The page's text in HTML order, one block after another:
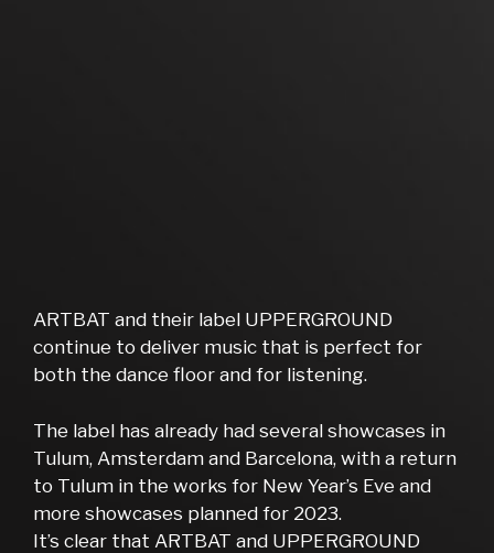
ARTBAT and their label UPPERGROUND
continue to deliver music that is perfect for
both the dance floor and for listening.
The label has already had several showcases in
Tulum, Amsterdam and Barcelona, with a return
to Tulum in the works for New Year’s Eve and
more showcases planned for 2023.
It’s clear that ARTBAT and UPPERGROUND